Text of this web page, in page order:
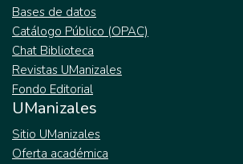
Bases de datos
Catálogo Público (OPAC)
Chat Biblioteca
Revistas UManizales
Fondo Editorial
UManizales
Sitio UManizales
Oferta académica